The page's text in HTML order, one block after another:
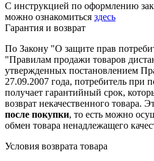
С инструкцией по оформлению
можно ознакомиться здесь
Гарантия и возврат
По Закону "О защите прав
"Правилам продажи товаров
утвержденных постановлением
27.09.2007 года, потребитель при
получает гарантийный срок,
возврат некачественного товара.
после покупки, то есть можно
обмен товара ненадлежащего
Условия возврата товара